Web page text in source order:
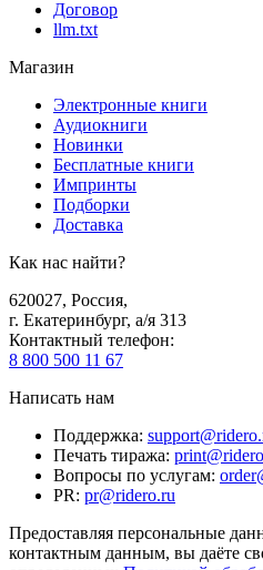
Договор
llm.txt
Магазин
Электронные книги
Аудиокниги
Новинки
Бесплатные книги
Импринты
Подборки
Доставка
Как нас найти?
620027, Россия,
г. Екатеринбург, а/я 313
Контактный телефон:
8 800 500 11 67
Написать нам
Поддержка:
Печать тиража:
Вопросы по услугам:
PR: pr@ridero.ru
Предоставляя персональные
контактным данным, вы даёте